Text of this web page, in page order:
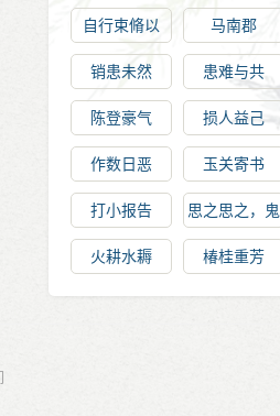
自行束脩以
上，未尝无诲
马南郡
销患未然 患难与共
陈登豪气 损人益己
作数日恶 玉关寄书
打小报告
思之思之，鬼
神通之
火耕水耨 椿桂重芳